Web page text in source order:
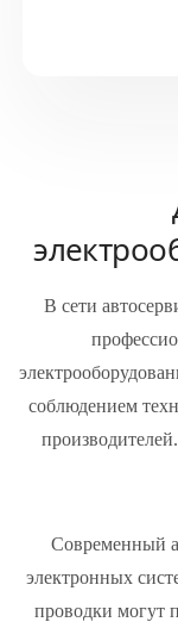
В сети
соблюдением
Современный
электронных
проводки могут